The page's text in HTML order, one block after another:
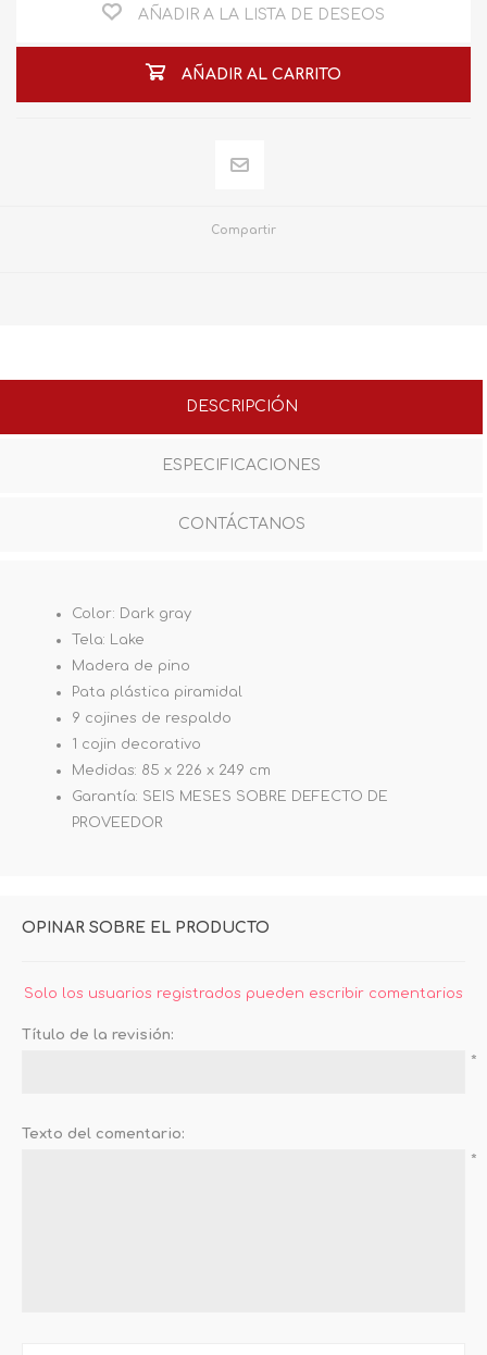
AÑADIR A LA LISTA DE DESEOS
AÑADIR AL CARRITO
Compartir
DESCRIPCIÓN
ESPECIFICACIONES
CONTÁCTANOS
Color: Dark gray
Tela: Lake
Madera de pino
Pata plástica piramidal
9 cojines de respaldo
1 cojin decorativo
Medidas: 85 x 226 x 249 cm
Garantía: SEIS MESES SOBRE DEFECTO DE
PROVEEDOR
OPINAR SOBRE EL PRODUCTO
Solo los usuarios registrados pueden escribir comentarios
Título de la revisión:
*
Texto del comentario:
*